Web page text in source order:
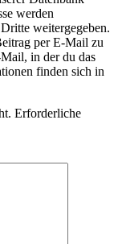
werden
weitergegeben.
per E-Mail zu
in der du das
finden sich in
Erforderliche